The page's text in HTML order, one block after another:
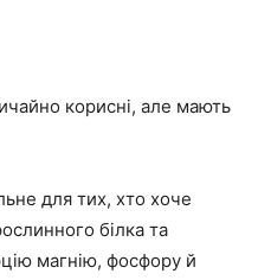
корисні, але мають
для тих, хто хоче
білка та
магнію, фосфору й